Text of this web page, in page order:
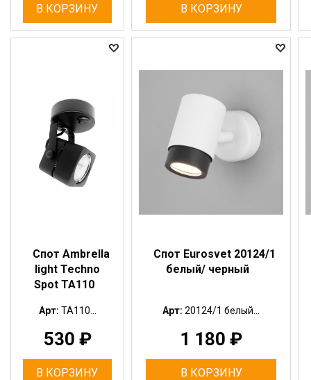
В КОРЗИНУ В КОРЗИНУ
Спот Ambrella
light Techno
Spot TA110
Арт: TA110...
530 ₽
В КОРЗИНУ
Спот Eurosvet 20124/1
белый/ черный
Арт: 20124/1 белый...
1 180 ₽
В КОРЗИНУ